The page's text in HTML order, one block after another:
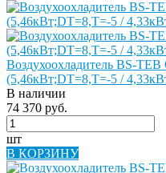
Воздухоохладитель BS-
(5,46кВт;DT=8,Т=-5 /
В наличии
74 370 руб.
шт
В КОРЗИНУ